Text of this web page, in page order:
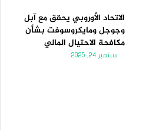
الاتحاد الأوروبي يحقق مع آبل
وجوجل ومايكروسوفت بشأن
مكافحة الاحتيال المالي
سبتمبر 24, 2025